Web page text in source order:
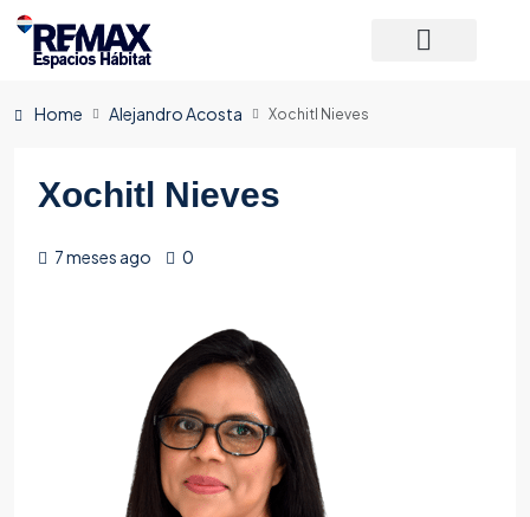
Home Alejandro Acosta Xochitl Nieves
Xochitl Nieves
7 meses ago 0